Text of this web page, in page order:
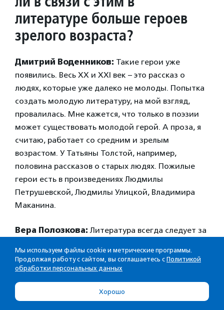
литературе больше героев
зрелого возраста?
Дмитрий Воденников: Такие герои уже
появились. Весь XX и XXI век – это рассказ о
людях, которые уже далеко не молоды. Попытка
создать молодую литературу, на мой взгляд,
провалилась. Мне кажется, что только в поэзии
может существовать молодой герой. А проза, я
считаю, работает со средним и зрелым
возрастом. У Татьяны Толстой, например,
половина рассказов о старых людях. Пожилые
герои есть в произведениях Людмилы
Петрушевской, Людмилы Улицкой, Владимира
Маканина.
Вера Полозкова: Литература всегда следует за
как только начнет меняться ситуация внутри
общества, начнет меняться ситуация и среди
героев. Гламурная и глянцевая история – она
больше не о подлинности, а о мечте. Мы живем в
Мы используем файлы cookie и метрические программы.
Продолжая работу с сайтом, вы соглашаетесь с Политикой
обработки персональных данных
Хорошо